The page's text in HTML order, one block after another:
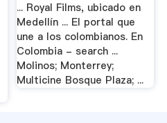
... Royal Films, ubicado en
Medellín ... El portal que
une a los colombianos. En
Colombia - search ...
Molinos; Monterrey;
Multicine Bosque Plaza; ...